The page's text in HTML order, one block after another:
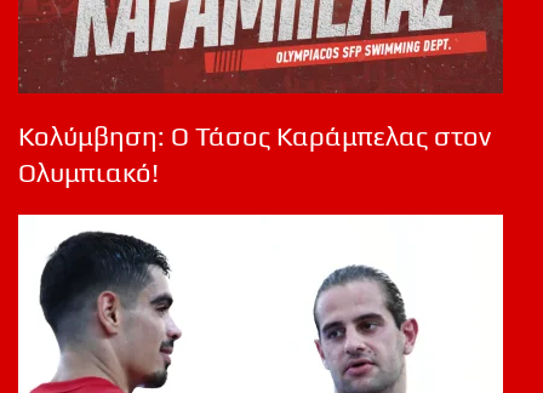
Κολύμβηση: Ο Τάσος Καράμπελας στον
Ολυμπιακό!